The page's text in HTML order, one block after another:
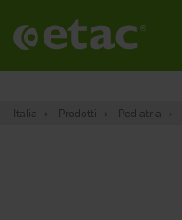
Italia Prodotti Pediatria